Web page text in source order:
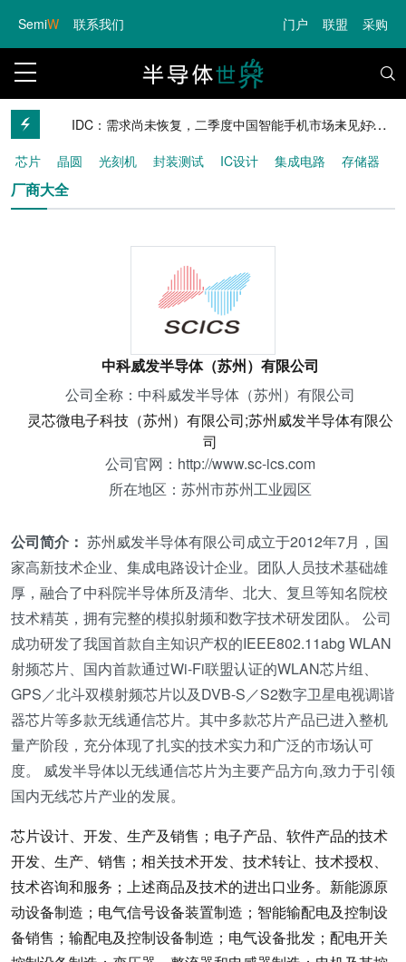
SemiW 联系我们 门户 联盟 采购
IDC：需求尚未恢复，二季度中国智能手机市场未见好转，OPPO保持第一 原创
芯片 晶圆 光刻机 封装测试 IC设计 集成电路
存储器
AI
5G
厂商大全
中科威发半导体（苏州）有限公司
公司全称：中科威发半导体（苏州）有限公司
灵芯微电子科技（苏州）有限公司;苏州威发半导体有限公
司
公司官网：http://www.sc-ics.com
所在地区：苏州市苏州工业园区
公司简介： 苏州威发半导体有限公司成立于2012年7月，国
家高新技术企业、集成电路设计企业。团队人员技术基础雄
厚，融合了中科院半导体所及清华、北大、复旦等知名院校
技术精英，拥有完整的模拟射频和数字技术研发团队。 公司
成功研发了我国首款自主知识产权的IEEE802.11abg WLAN
射频芯片、国内首款通过Wi-Fi联盟认证的WLAN芯片组、
GPS／北斗双模射频芯片以及DVB-S／S2数字卫星电视调谐
器芯片等多款无线通信芯片。其中多款芯片产品已进入整机
量产阶段，充分体现了扎实的技术实力和广泛的市场认可
度。 威发半导体以无线通信芯片为主要产品方向,致力于引领
国内无线芯片产业的发展。
芯片设计、开发、生产及销售；电子产品、软件产品的技术
开发、生产、销售；相关技术开发、技术转让、技术授权、
技术咨询和服务；上述商品及技术的进出口业务。新能源原
动设备制造；电气信号设备装置制造；智能输配电及控制设
备销售；输配电及控制设备制造；电气设备批发；配电开关